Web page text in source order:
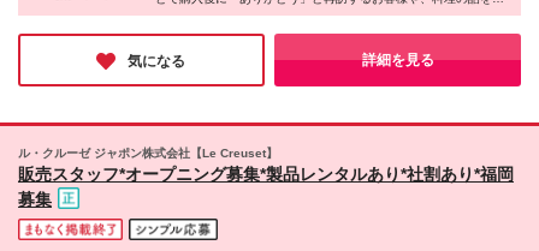
ウトレット店 ◇三井アウトレットパーク入間店 【千
レットパーク 木更津店 ◇酒々井プレミアム・アウト
レット店 【栃木】 ◇佐野プレミアム・アウトレット
店 ◇心斎橋大丸店 【京都】 ◇京都大丸店 ◇京都伊勢
丹店 ◇京都高島屋S.C.店 【兵庫】 ◇神戸三田プレミ
リンピア神戸店 【岐阜】 ◇土岐プレミアム・アウト
レット店 【三重】 ◇三井アウトレットパークジャズ
有しに来る方がいるなど、関係が続いていく接客が根付いていま
す。働いていくうちにブランドのファンになるスタッフも多く、
だからこそ心の通う提案ができるのだと実感しました！
気になる 詳細を見る
ル・クルーゼ ジャポン株式会社【Le Creuset】
販売スタッフ*オープニング募集*製品レンタルあり*社割あり*福岡
募集